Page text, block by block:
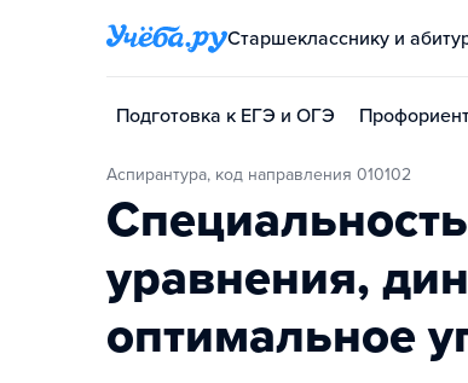
Старшекласснику и
Подготовка к ЕГЭ и ОГЭ
Аспирантура, код направления 010102
уравнения,
оптимальное